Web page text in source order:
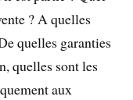
? A quelles
quelles garanties
quelles sont les
aux